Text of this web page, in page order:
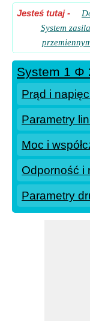
Jesteś tutaj-
System
System 1 Φ
Prąd i
Parametry
Moc i
Odporność i
Parametry